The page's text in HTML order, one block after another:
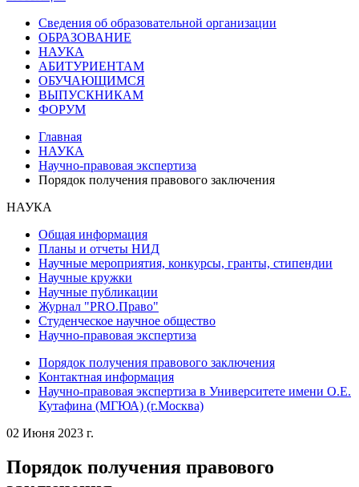
Сведения об образовательной организации
ОБРАЗОВАНИЕ
НАУКА
АБИТУРИЕНТАМ
ОБУЧАЮЩИМСЯ
ВЫПУСКНИКАМ
ФОРУМ
Главная
НАУКА
Научно-правовая экспертиза
Порядок получения правового заключения
НАУКА
Общая информация
Планы и отчеты НИД
Научные мероприятия, конкурсы, гранты, стипендии
Научные кружки
Научные публикации
Журнал "PRO.Право"
Студенческое научное общество
Научно-правовая экспертиза
Порядок получения правового заключения
Контактная информация
Научно-правовая экспертиза в Университете имени О.Е.
Кутафина (МГЮА) (г.Москва)
02 Июня 2023 г.
Порядок получения правового